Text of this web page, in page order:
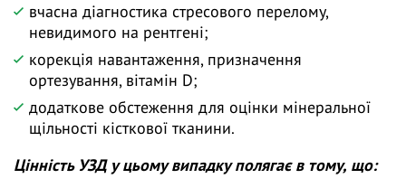
вчасна діагностика стресового перелому,
невидимого на рентгені;
корекція навантаження, призначення
ортезування, вітамін D;
додаткове обстеження для оцінки мінеральної
щільності кісткової тканини.
Цінність УЗД у цьому випадку полягає в тому, що: